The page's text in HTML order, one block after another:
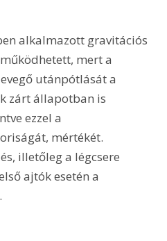
alkalmazott gravitációs
mert a
utánpótlását a
zárt állapotban is
ezzel a
mértékét.
illetőleg a légcsere
ajtók esetén a